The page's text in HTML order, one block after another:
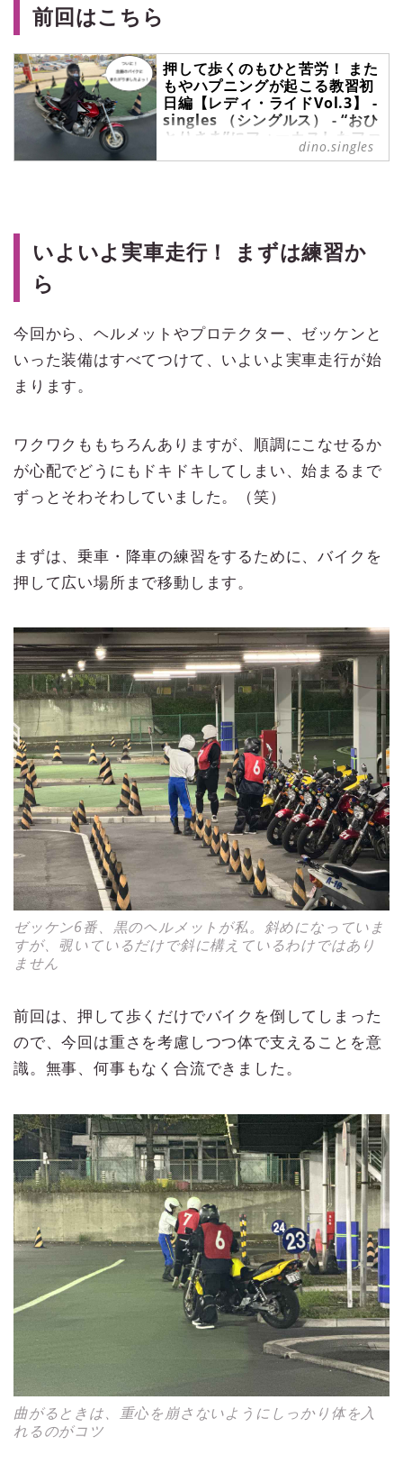
前回はこちら
押して歩くのもひと苦労！ また
もやハプニングが起こる教習初
日編【レディ・ライドVol.3】 -
singles （シングルス） - “おひ
とりさま”にフォーカスしたファ
に迎えた教習初日編です！ 思ってい
たよりも難しいバイクの扱い方や、
も……!? ※使用している画像は特別
に許可を得て撮影したものです。
dino.singles
いよいよ実車走行！ まずは練習か
ら
今回から、ヘルメットやプロテクター、ゼッケンと
いった装備はすべてつけて、いよいよ実車走行が始
まります。
ワクワクももちろんありますが、順調にこなせるか
が心配でどうにもドキドキしてしまい、始まるまで
ずっとそわそわしていました。（笑）
まずは、乗車・降車の練習をするために、バイクを
押して広い場所まで移動します。
ゼッケン6番、黒のヘルメットが私。斜めになっていま
すが、覗いているだけで斜に構えているわけではあり
ません
前回は、押して歩くだけでバイクを倒してしまった
ので、今回は重さを考慮しつつ体で支えることを意
識。無事、何事もなく合流できました。
曲がるときは、重心を崩さないようにしっかり体を入
れるのがコツ